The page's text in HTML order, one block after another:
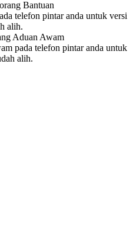
telefon pintar anda untuk versi
alih.
pada telefon pintar anda untuk
alih.